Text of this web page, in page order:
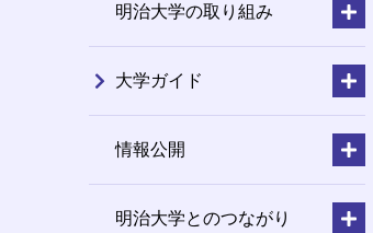
明治大学の取り組み
大学ガイド
情報公開
明治大学とのつながり